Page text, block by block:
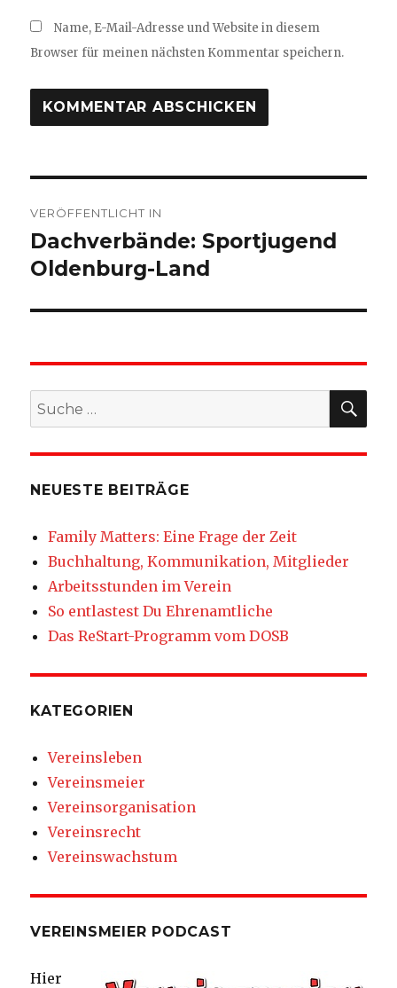
Name, E-Mail-Adresse und Website in diesem
Browser für meinen nächsten Kommentar speichern.
VERÖFFENTLICHT IN
Dachverbände: Sportjugend
Oldenburg-Land
Suche
nach:
NEUESTE BEITRÄGE
Family Matters: Eine Frage der Zeit
Buchhaltung, Kommunikation, Mitglieder
Arbeitsstunden im Verein
So entlastest Du Ehrenamtliche
Das ReStart-Programm vom DOSB
KATEGORIEN
Vereinsleben
Vereinsmeier
Vereinsorganisation
Vereinsrecht
Vereinswachstum
VEREINSMEIER PODCAST
Hier